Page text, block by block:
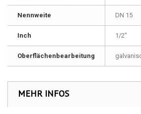
Nennweite DN 15
Inch 1/2"
Oberflächenbearbeitung
MEHR INFOS